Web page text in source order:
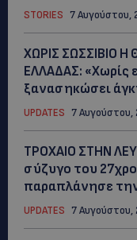
STORIES 7 Αυγούστου,
ΧΩΡΙΣ ΣΩΣΣΙΒΙΟ
ΕΛΛΑΔΑΣ: «Χωρίς
ξανασηκώσει
UPDATES 7 Αυγούστου,
ΤΡΟΧΑΙΟ ΣΤΗΝ
σύζυγο του
παραπλάνησε
UPDATES 7 Αυγούστου,